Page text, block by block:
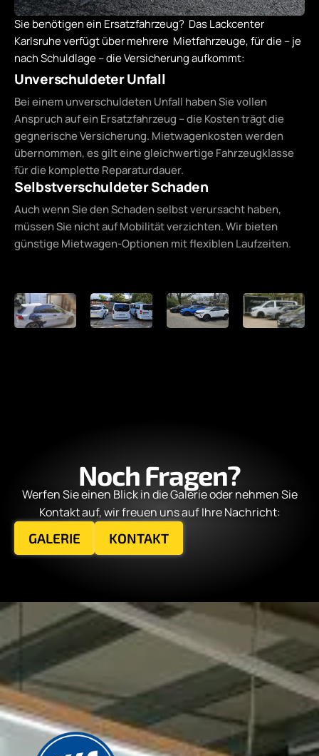
Sie benötigen ein Ersatzfahrzeug? Das Lackcenter
Karlsruhe verfügt über mehrere Mietfahrzeuge, für die – je
nach Schuldlage – die Versicherung aufkommt:
Unverschuldeter Unfall
Bei einem unverschuldeten Unfall haben Sie vollen
Anspruch auf ein Ersatzfahrzeug – die Kosten trägt die
gegnerische Versicherung. Mietwagenkosten werden
übernommen, es gilt eine gleichwertige Fahrzeugklasse
für die komplette Reparaturdauer.
Selbstverschuldeter Schaden
Auch wenn Sie den Schaden selbst verursacht haben,
müssen Sie nicht auf Mobilität verzichten. Wir bieten
günstige Mietwagen-Optionen mit flexiblen Laufzeiten.
Noch Fragen?
Werfen Sie einen Blick in die Galerie oder nehmen Sie
Kontakt auf, wir freuen uns auf Ihre Nachricht:
GALERIE KONTAKT